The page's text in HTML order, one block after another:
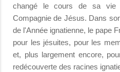
changé le cours de sa
Compagnie de Jésus. Dans
de l'Année ignatienne, le pape
pour les jésuites, pour les
et, plus largement encore,
redécouverte des racines